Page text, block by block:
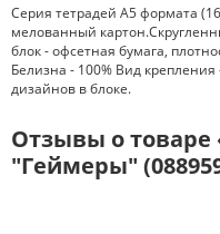
Серия тетрадей А5 формата
мелованный
блок - офсетная бумага,
Белизна - 100% Вид
дизайнов в блоке.
Отзывы о товаре
"Геймеры"